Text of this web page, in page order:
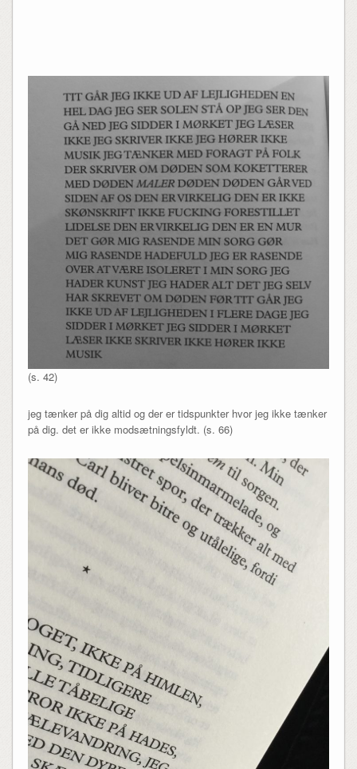
(s. 42)
jeg tænker på dig altid og der er tidspunkter hvor jeg ikke tænker
på dig. det er ikke modsætningsfyldt. (s. 66)